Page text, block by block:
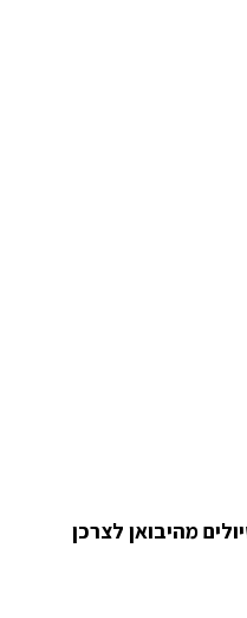
מהיבואן לצרכן